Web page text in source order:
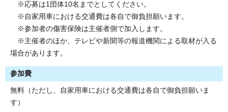
※応募は1団体10名までとしてください。
※自家用車における交通費は各自で御負担願います。
※参加者の傷害保険は主催者側で加入します。
※主催者のほか、テレビや新聞等の報道機関による取材が入る
場合があります。
参加費
無料（ただし、自家用車における交通費は各自で御負担願いま
す）